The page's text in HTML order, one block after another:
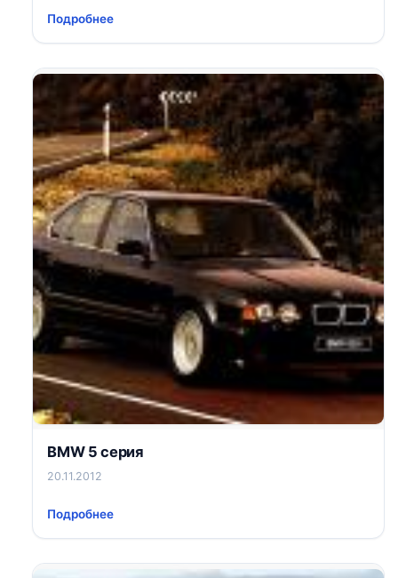
Подробнее
BMW 5 серия
20.11.2012
Подробнее